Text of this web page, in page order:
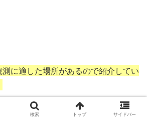
に適した場所があるので紹介してい
東住吉区）
検索 トップ サイドバー